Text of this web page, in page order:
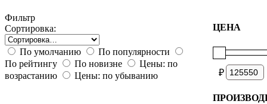
Фильтр
Сортировка:
По умолчанию
По популярности
По рейтингу
По новизне
Цены: по
возрастанию
Цены: по убыванию
ЦЕНА
₽